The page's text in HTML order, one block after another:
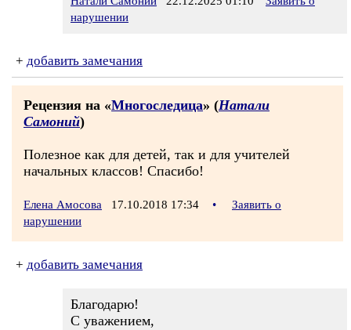
нарушении
+ добавить замечания
Рецензия на «Многоследица» (Натали
Самоний)
Полезное как для детей, так и для учителей
начальных классов! Спасибо!
Елена Амосова 17.10.2018 17:34 •
Заявить о
нарушении
+ добавить замечания
Благодарю!
С уважением,